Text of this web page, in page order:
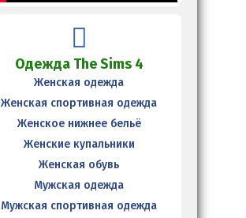
Одежда The Sims 4
Женская одежда
Женская спортивная одежда
Женское нижнее бельё
Женские купальники
Женская обувь
Мужская одежда
Мужская спортивная одежда